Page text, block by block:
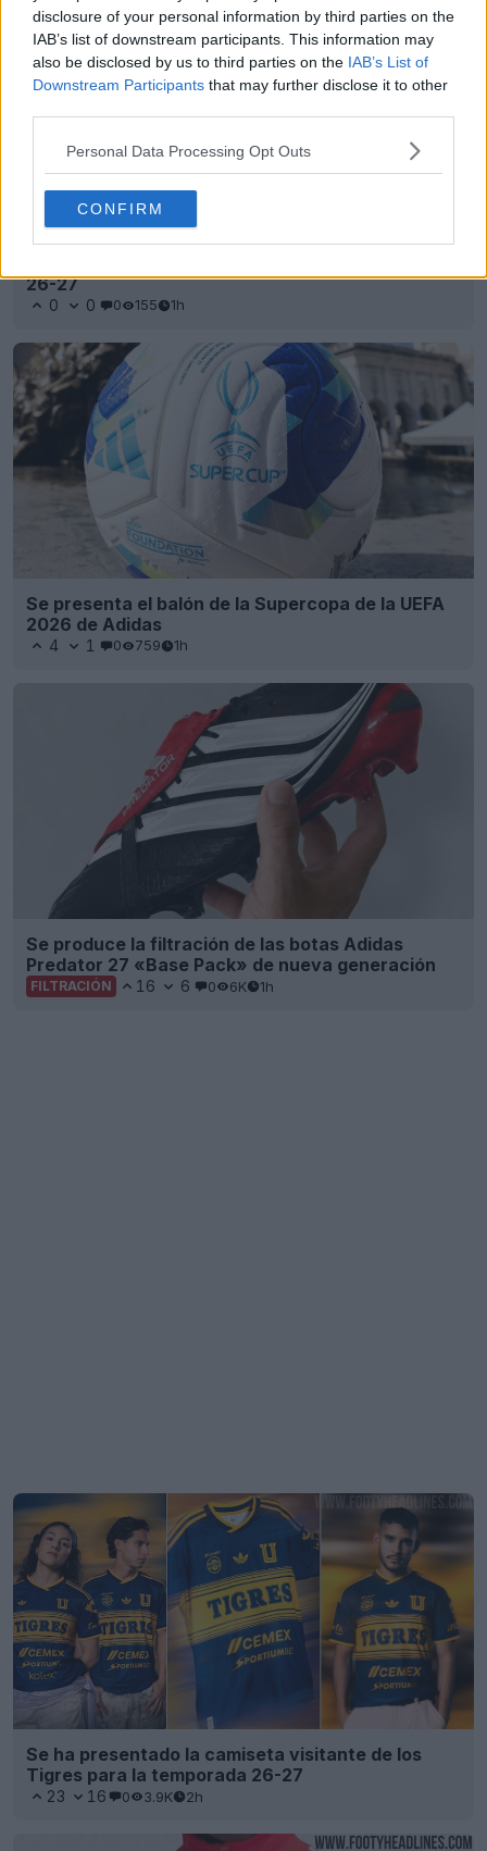
disclosure of your personal information by third parties on the
IAB’s list of downstream participants. This information may
also be disclosed by us to third parties on the IAB’s List of
Downstream Participants that may further disclose it to other
Personal Data Processing Opt Outs
CONFIRM
26-27
0 0 0 155 1h
Se presenta el balón de la Supercopa de la UEFA
2026 de Adidas
4 1 0 759 1h
Se produce la filtración de las botas Adidas
Predator 27 «Base Pack» de nueva generación
FILTRACIÓN 16 6 0 6K 1h
Se ha presentado la camiseta visitante de los
Tigres para la temporada 26-27
23 16 0 3.9K 2h